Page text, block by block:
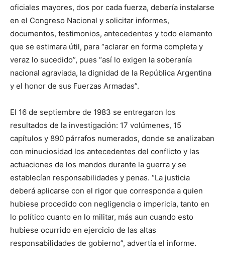
oficiales mayores, dos por cada fuerza, debería instalarse
en el Congreso Nacional y solicitar informes,
documentos, testimonios, antecedentes y todo elemento
que se estimara útil, para “aclarar en forma completa y
veraz lo sucedido”, pues “así lo exigen la soberanía
nacional agraviada, la dignidad de la República Argentina
y el honor de sus Fuerzas Armadas”.
El 16 de septiembre de 1983 se entregaron los
resultados de la investigación: 17 volúmenes, 15
capítulos y 890 párrafos numerados, donde se analizaban
con minuciosidad los antecedentes del conflicto y las
actuaciones de los mandos durante la guerra y se
establecían responsabilidades y penas. “La justicia
deberá aplicarse con el rigor que corresponda a quien
hubiese procedido con negligencia o impericia, tanto en
lo político cuanto en lo militar, más aun cuando esto
hubiese ocurrido en ejercicio de las altas
responsabilidades de gobierno”, advertía el informe.